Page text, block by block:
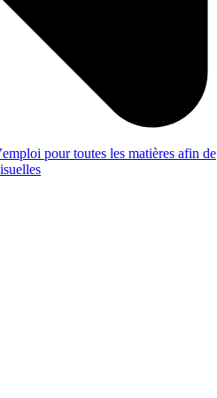
pour toutes les matières afin de